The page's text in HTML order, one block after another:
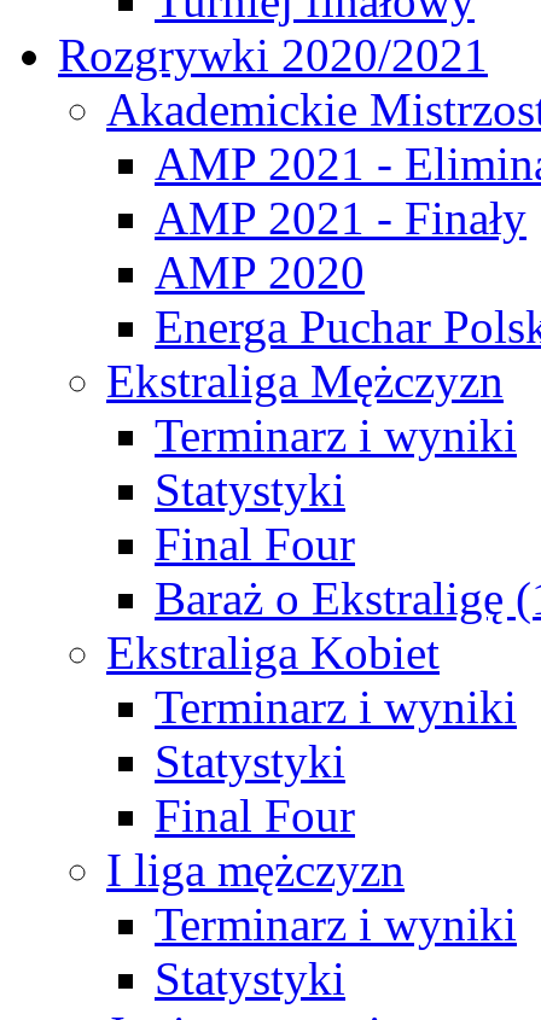
Rozgrywki 2020/2021
Akademickie
AMP 2021 -
AMP 2021 - Finały
AMP 2020
Energa Puchar
Ekstraliga Mężczyzn
Terminarz i wyniki
Statystyki
Final Four
Baraż o Ekstraligę
Ekstraliga Kobiet
Terminarz i wyniki
Statystyki
Final Four
I liga mężczyzn
Terminarz i wyniki
Statystyki